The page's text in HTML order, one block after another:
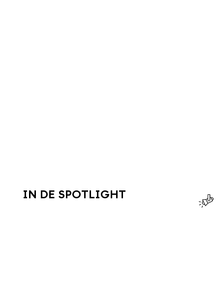
IN DE SPOTLIGHT